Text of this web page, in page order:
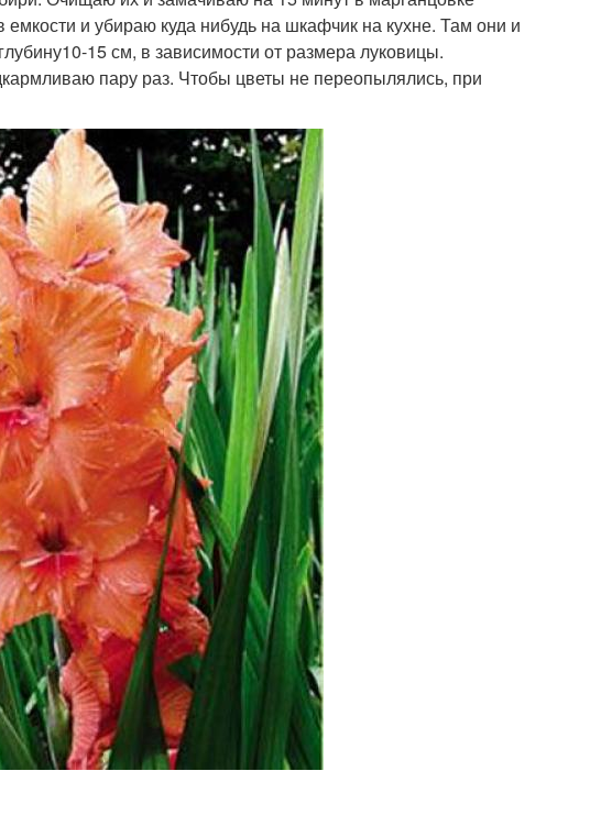
и убираю куда нибудь на шкафчик на кухне. Там они и
15 см, в зависимости от размера луковицы.
пару раз. Чтобы цветы не переопылялись, при